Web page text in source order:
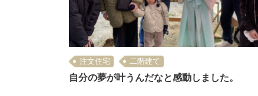
注文住宅 二階建て
自分の夢が叶うんだなと感動しました。